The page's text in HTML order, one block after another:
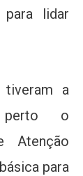
lidar
a
perto o
Atenção
para